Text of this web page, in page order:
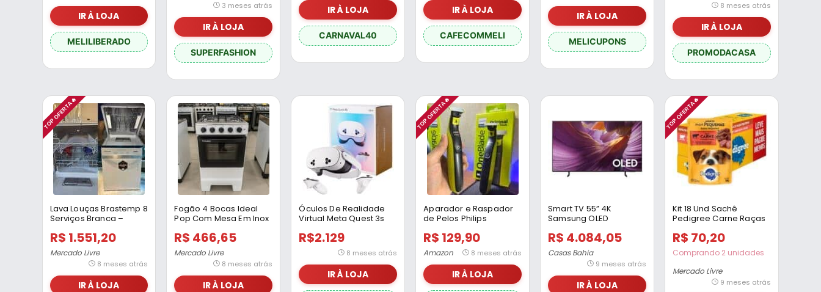
IR À LOJA
MELILIBERADO
3 meses atrás
IR À LOJA
SUPERFASHION
IR À LOJA
CARNAVAL40
IR À LOJA
CAFECOMMELI
IR À LOJA
MELICUPONS
8 meses atrás
IR À LOJA
PROMODACASA
TOP OFERTA🔥
Lava Louças Brastemp 8
Serviços Branca –
R$ 1.551,20
Mercado Livre
8 meses atrás
IR À LOJA
Fogão 4 Bocas Ideal
Pop Com Mesa Em Inox
R$ 466,65
Mercado Livre
8 meses atrás
IR À LOJA
Óculos De Realidade
Virtual Meta Quest 3s
R$2.129
8 meses atrás
IR À LOJA
TOP OFERTA🔥
Aparador e Raspador
de Pelos Philips
Pentes QP2724/10 À
prova d’água – Bivolt
R$ 129,90
Amazon 8 meses atrás
IR À LOJA
Smart TV 55” 4K
Samsung OLED
AI 120Hz Dolby Atmos
Processador NQ4 AI
Gen2 Preto Grafite
R$ 4.084,05
Casas Bahia
9 meses atrás
IR À LOJA
TOP OFERTA🔥
Kit 18 Und Sachê
Pedigree Carne Raças
R$ 70,20
Comprando 2 unidades
Mercado Livre
9 meses atrás